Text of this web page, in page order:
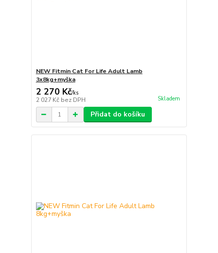
NEW Fitmin Cat For Life Adult Lamb
3x8kg+myška
2 270 Kč/ks
2 027 Kč bez DPH Skladem
Přidat do košíku